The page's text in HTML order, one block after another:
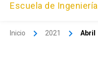
Escuela de Ingeniería
Inicio 2021 Abril